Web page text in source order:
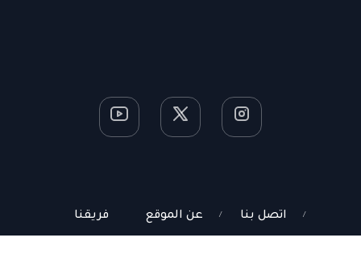
اتصل بنا عن الموقع فريقنا